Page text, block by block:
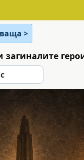
>
загиналите